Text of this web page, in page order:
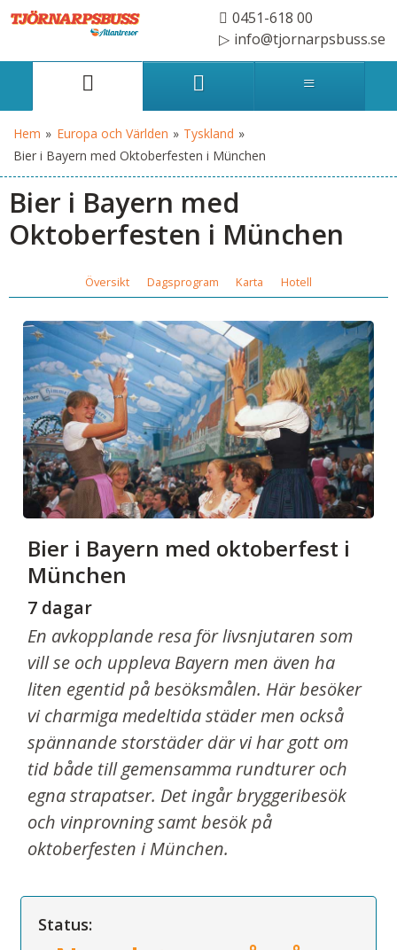
0451-618 00
info@tjornarpsbuss.se
Hem » Europa och Världen » Tyskland »
Bier i Bayern med Oktoberfesten i München
Bier i Bayern med
Oktoberfesten i München
Översikt Dagsprogram Karta Hotell
Bier i Bayern med oktoberfest i
München
7 dagar
En avkopplande resa för livsnjutaren som
vill se och uppleva Bayern men även ha
liten egentid på besöksmålen. Här besöker
vi charmiga medeltida städer men också
spännande storstäder där vi har gott om
tid både till gemensamma rundturer och
egna strapatser. Det ingår bryggeribesök
och vinprovning samt besök på
oktoberfesten i München.
Status: